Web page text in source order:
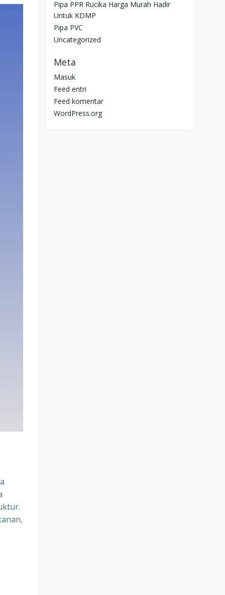
Pipa PPR Rucika Harga Murah Hadir
Untuk KDMP
Pipa PVC
Uncategorized
Meta
Masuk
Feed entri
Feed komentar
WordPress.org